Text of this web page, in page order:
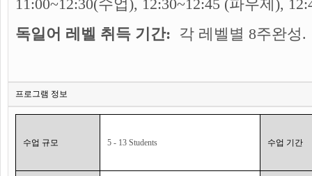
11:00~12:30(수업), 12:30~12:45 (파우제),
독일어 레벨 취득 기간: 각 레벨별 8주완성.
프로그램 정보
수업 규모 5 - 13 Students 수업 기간